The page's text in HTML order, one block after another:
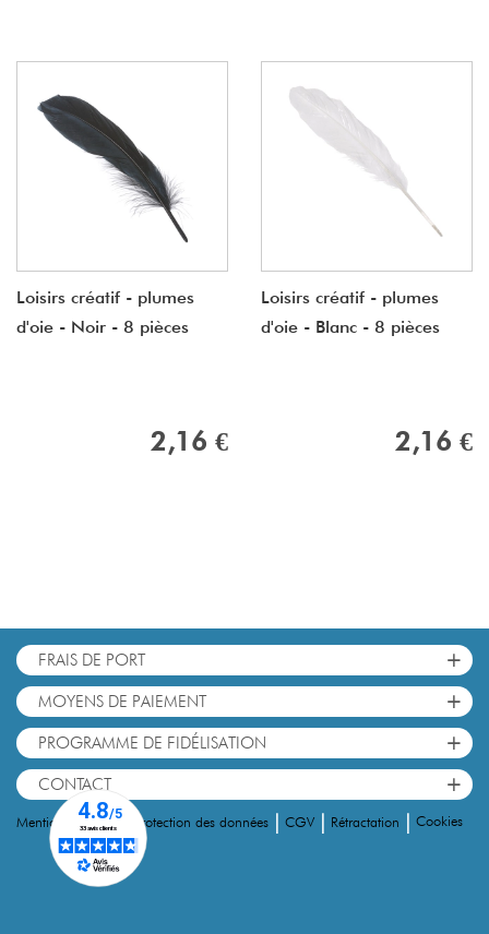
Loisirs créatif - plumes
d'oie - Noir - 8 pièces
2,16 €
Loisirs créatif - plumes
d'oie - Blanc - 8 pièces
2,16 €
FRAIS DE PORT +
MOYENS DE PAIEMENT +
PROGRAMME DE FIDÉLISATION +
CONTACT +
Mentions Légales| Protection des données | CGV | Rétractation | Cookies